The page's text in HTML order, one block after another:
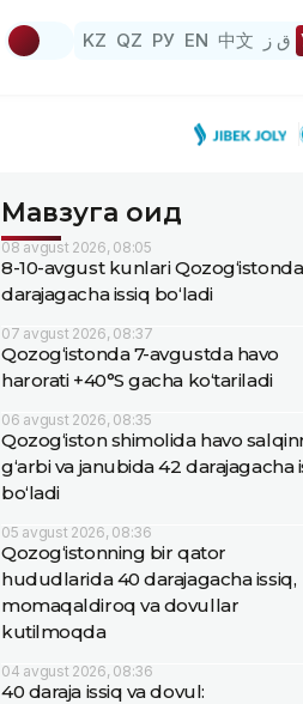
KZ QZ РУ EN 中文 ق ز
Мавзуга оид
08 avgust 2026, 08:05
8-10-avgust kunlari Qozog‘istonda
darajagacha issiq bo‘ladi
07 avgust 2026, 08:37
Qozog‘istonda 7-avgustda havo
harorati +40°S gacha ko‘tariladi
06 avgust 2026, 08:35
Qozog‘iston shimolida havo
g‘arbi va janubida 42 darajagacha
bo‘ladi
05 avgust 2026, 08:36
Qozog‘istonning bir qator
hududlarida 40 darajagacha issiq,
momaqaldiroq va dovullar
kutilmoqda
04 avgust 2026, 08:36
40 daraja issiq va dovul: